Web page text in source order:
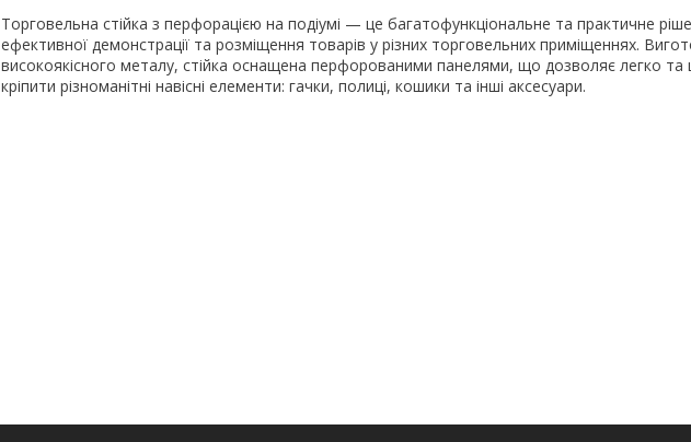
Торговельна стійка з перфорацією на подіумі — це багатофункціональне та практичне
ефективної демонстрації та розміщення товарів у різних торговельних приміщеннях.
високоякісного металу, стійка оснащена перфорованими панелями, що дозволяє легко та
кріпити різноманітні навісні елементи: гачки, полиці, кошики та інші аксесуари.